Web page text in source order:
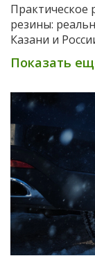
Практическое
резины:
Казани и
советы по
Показать